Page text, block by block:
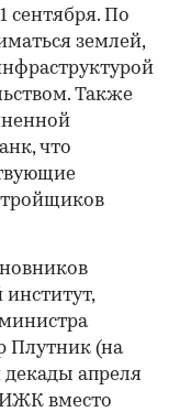
сентября. По
землей,
Также
что
институт,
Плутник (на
декады апреля
вместо